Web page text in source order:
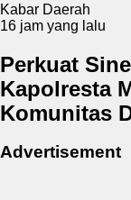
Kabar Daerah
16 jam yang lalu
Perkuat
Kapolresta
Komunitas
Advertisement